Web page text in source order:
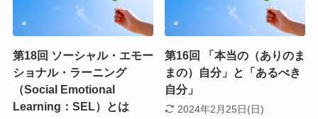
第18回 ソーシャル・エモー
ショナル・ラーニング
（Social Emotional
Learning：SEL）とは
第16回 「本当の（ありのま
まの）自分」と「あるべき
自分」
2024年2月25日(日)